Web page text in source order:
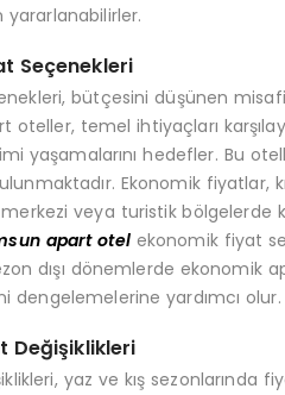
Seçenekleri
bütçesini düşünen
oteller, temel ihtiyaçları
yaşamalarını hedefler. Bu
Ekonomik fiyatlar,
veya turistik
apart otelekonomik fiyat
dışı dönemlerde ekonomik
yardımcı olur.
Değişiklikleri
yaz ve kış sezonlarında